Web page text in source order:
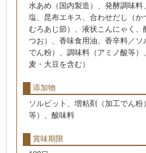
水あめ（国内製造）、発酵調味
塩、昆布エキス、合わせだし（か
むろあじ節）、液状こんにゃく
つお）、香味食用油、香辛料／ソ
でん粉）、調味料（アミノ酸等
麦・大豆を含む）
添加物
ソルビット、増粘剤（加工でん
等）、酸味料
賞味期限